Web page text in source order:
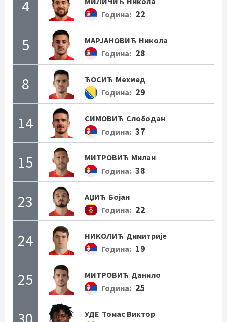
4
Година: 22
5 МАРЈАНОВИЋ Никола
Година: 28
8 ЋОСИЋ Мехмед
Година: 29
14 СИМОВИЋ Слободан
Година: 37
15 МИТРОВИЋ Милан
Година: 38
23 АЏИЋ Бојан
Година: 22
24 НИКОЛИЋ Димитрије
Година: 19
25 МИТРОВИЋ Данило
Година: 25
УДЕ Томас Виктор